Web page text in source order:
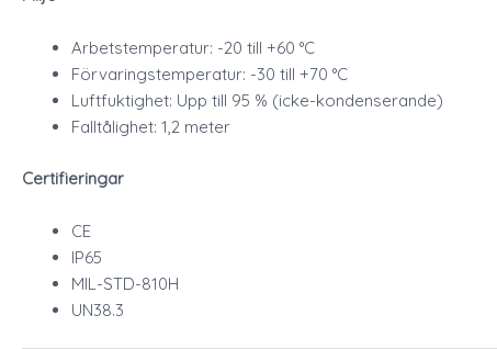
Arbetstemperatur: -20 till +60 °C
Förvaringstemperatur: -30 till +70 °C
Luftfuktighet: Upp till 95 % (icke-kondenserande)
Falltålighet: 1,2 meter
Certifieringar
CE
IP65
MIL-STD-810H
UN38.3